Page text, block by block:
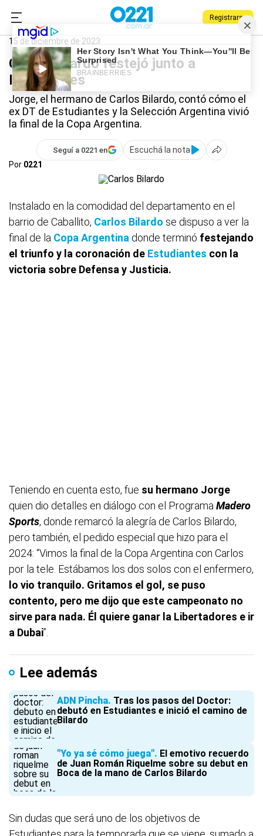
Registrarse
0221.com.ar Deportes
15 de diciembre de 2023
Carlos Bilardo festejó junto a
Estudiantes
Jorge, el hermano de Carlos Bilardo, contó cómo el
ex DT de Estudiantes y la Selección Argentina vivió
la final de la Copa Argentina.
Seguí a 0221 en
Escuchá la nota
Por 0221
Instalado en la comodidad del departamento en el
barrio de Caballito, Carlos Bilardo se dispuso a ver la
final de la Copa Argentina donde terminó festejando
el triunfo y la coronación de Estudiantes con la
victoria sobre Defensa y Justicia.
Teniendo en cuenta esto, fue su hermano Jorge
quien dio detalles en diálogo con el Programa Madero
Sports, donde remarcó la alegría de Carlos Bilardo,
pero también, el pedido especial que hizo para el
2024: “Vimos la final de la Copa Argentina con Carlos
por la tele. Estábamos los dos solos con el enfermero,
lo vio tranquilo. Gritamos el gol, se puso
contento, pero me dijo que este campeonato no
sirve para nada. Él quiere ganar la Libertadores e ir
a Dubai”.
Lee además
ADN Pincha Tras los pasos del Doctor:
debutó en Estudiantes e inició el camino de
Bilardo
"Yo ya sé cómo juega" El emotivo recuerdo
de Juan Román Riquelme sobre su debut en
Boca de la mano de Carlos Bilardo
Sin dudas que será uno de los objetivos de